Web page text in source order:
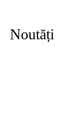
Noutăți